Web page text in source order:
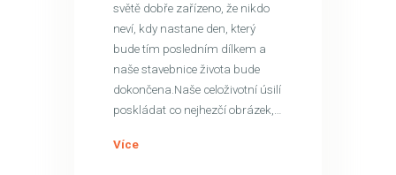
světě dobře zařízeno, že nikdo
neví, kdy nastane den, který
bude tím posledním dílkem a
naše stavebnice života bude
dokončena.Naše celoživotní úsilí
poskládat co nejhezčí obrázek,…
Více